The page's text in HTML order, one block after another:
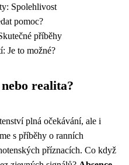
Spolehlivost
pomoc?
příběhy
Je to možné?
realita?
plná očekávání, ale i
s příběhy o ranních
příznacích. Co když